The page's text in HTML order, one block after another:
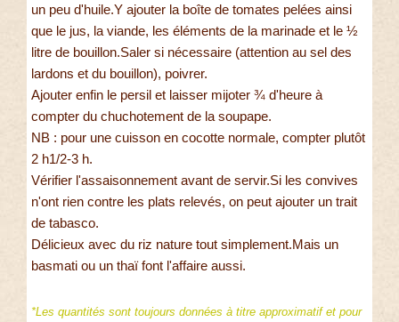
un peu d'huile.Y ajouter la boîte de tomates pelées ainsi
que le jus, la viande, les éléments de la marinade et le ½
litre de bouillon.Saler si nécessaire (attention au sel des
lardons et du bouillon), poivrer.
Ajouter enfin le persil et laisser mijoter ¾ d'heure à
compter du chuchotement de la soupape.
NB : pour une cuisson en cocotte normale, compter plutôt
2 h1/2-3 h.
Vérifier l'assaisonnement avant de servir.Si les convives
n'ont rien contre les plats relevés, on peut ajouter un trait
de tabasco.
Délicieux avec du riz nature tout simplement.Mais un
basmati ou un thaï font l'affaire aussi.
*Les quantités sont toujours données à titre approximatif et pour